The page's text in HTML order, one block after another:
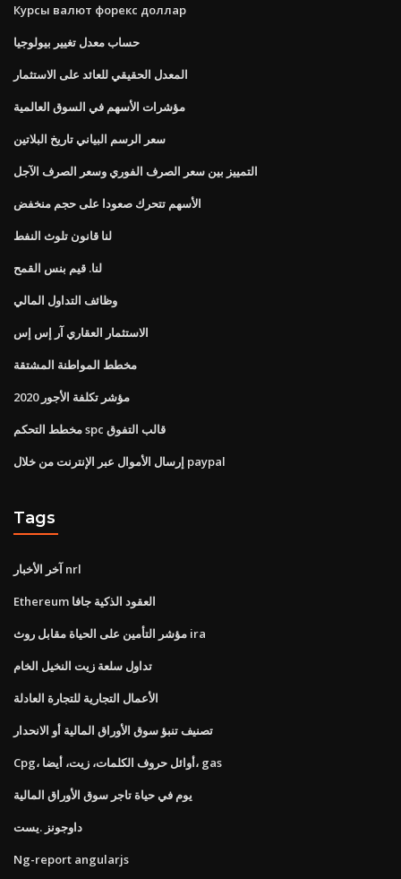
Курсы валют форекс доллар
حساب معدل تغيير بيولوجيا
المعدل الحقيقي للعائد على الاستثمار
مؤشرات الأسهم في السوق العالمية
سعر الرسم البياني تاريخ البلاتين
التمييز بين سعر الصرف الفوري وسعر الصرف الآجل
الأسهم تتحرك صعودا على حجم منخفض
لنا قانون تلوث النفط
لنا. قيم بنس القمح
وظائف التداول المالي
الاستثمار العقاري آر إس إس
مخطط المواطنة المشتقة
مؤشر تكلفة الأجور 2020
مخطط التحكم spc قالب التفوق
إرسال الأموال عبر الإنترنت من خلال paypal
Tags
آخر الأخبار nrl
Ethereum العقود الذكية جافا
مؤشر التأمين على الحياة مقابل روث ira
تداول سلعة زيت النخيل الخام
الأعمال التجارية للتجارة العادلة
تصنيف تنبؤ سوق الأوراق المالية أو الانحدار
Cpg، أوائل حروف الكلمات، زيت، أيضا، gas
يوم في حياة تاجر سوق الأوراق المالية
داوجونز .یست
Ng-report angularjs